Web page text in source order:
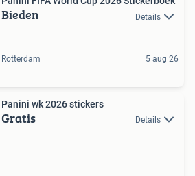
Bieden Details
Rotterdam 5 aug 26
Panini wk 2026 stickers
Gratis Details